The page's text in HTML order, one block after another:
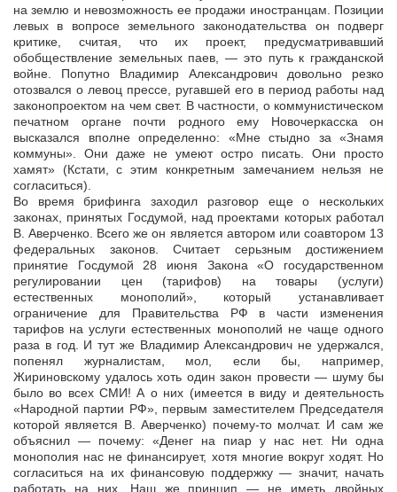
на землю и невозможность ее продажи иностранцам. Позиции
левых в вопросе земельного законодательства он подверг
критике, считая, что их проект, предусматривавший
обобществление земельных паев, — это путь к гражданской
войне. Попутно Владимир Александрович довольно резко
отозвался о левоц прессе, ругавшей его в период работы над
законопроектом на чем свет. В частности, о коммунистическом
печатном органе почти родного ему Новочеркасска он
высказался вполне определенно: «Мне стыдно за «Знамя
коммуны». Они даже не умеют остро писать. Они просто
хамят» (Кстати, с этим конкретным замечанием нельзя не
согласиться).
Во время брифинга заходил разговор еще о нескольких
законах, принятых Госдумой, над проектами которых работал
В. Аверченко. Всего же он является автором или соавтором 13
федеральных законов. Считает серьзным достижением
принятие Госдумой 28 июня Закона «О государственном
регулировании цен (тарифов) на товары (услуги)
естественных монополий», который устанавливает
ограничение для Правительства РФ в части изменения
тарифов на услуги естественных монополий не чаще одного
раза в год. И тут же Владимир Александрович не удержался,
попенял журналистам, мол, если бы, например,
Жириновскому удалось хоть один закон провести — шуму бы
было во всех СМИ! А о них (имеется в виду и деятельность
«Народной партии РФ», первым заместителем Председателя
которой является В. Аверченко) почему-то молчат. И сам же
объяснил — почему: «Денег на пиар у нас нет. Ни одна
монополия нас не финансирует, хотя многие вокруг ходят. Но
согласиться на их финансовую поддержку — значит, начать
работать на них. Наш же принцип — не иметь двойных